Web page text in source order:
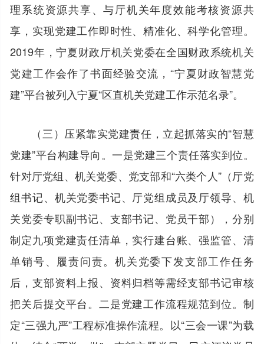
理系统资源共享、与厅机关年度效能考核资源共
享，实现党建工作即时性、精准化、科学化管理。
2019年，宁夏财政厅机关党委在全国财政系统机关
党建工作会作了书面经验交流，“宁夏财政智慧党
建”平台被列入宁夏“区直机关党建工作示范名录”。
（三）压紧靠实党建责任，立起抓落实的“智慧
党建”平台构建导向。一是党建三个责任落实到位。
针对厅党组、机关党委、党支部和“六类个人”（厅党
组书记、机关党委书记、厅党组成员及厅领导、机
关党委专职副书记、支部书记、党员干部），分别
制定九项党建责任清单，实行建台账、强监管、清
单销号、履责问责。机关党委下发支部工作任务
后，支部资料上报、资料归档等需经支部书记审核
把关后提交平台。二是党建工作流程规范到位。制
定“三强九严”工程标准操作流程。以“三会一课”为载